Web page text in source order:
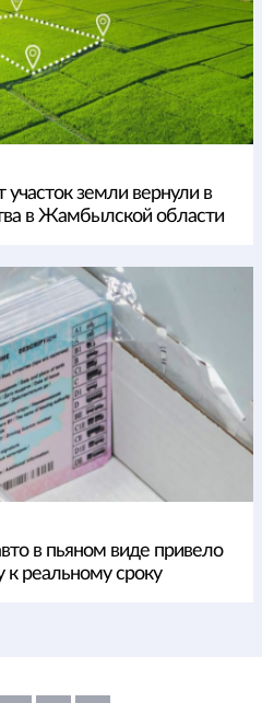
земли вернули в
в Жамбылской области
в пьяном виде привело
реальному сроку